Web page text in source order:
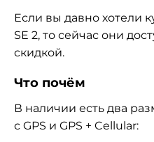
Если вы давно хотели
SE 2, то сейчас они
скидкой.
Что почём
В наличии есть два
с GPS и GPS + Cellular: